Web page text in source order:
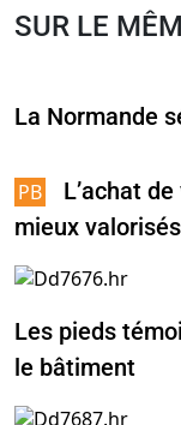
SUR LE
La Normande
L’achat
mieux valorisés
Les pieds
le bâtiment